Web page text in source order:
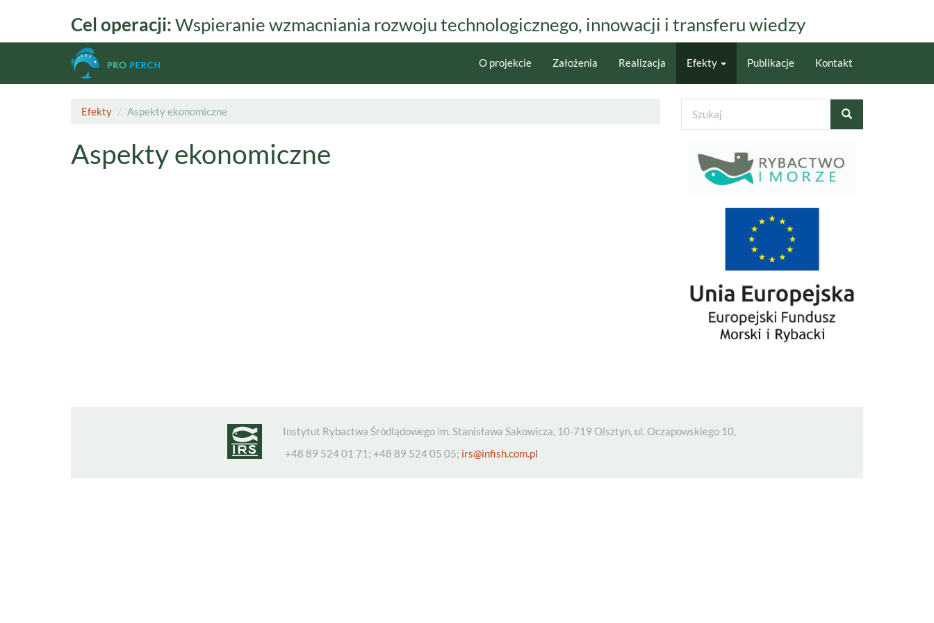
Cel operacji:Wspieranie wzmacniania rozwoju technologicznego, innowacji i transferu wiedzy
O projekcie Założenia Realizacja Efekty Publikacje Kontakt
Efekty Aspekty ekonomiczne
Aspekty ekonomiczne
Formularz
wyszukiwania
Instytut Rybactwa Śródlądowego im. Stanisława Sakowicza, 10-719 Olsztyn, ul. Oczapowskiego 10,
+48 89 524 01 71; +48 89 524 05 05; irs@infish.com.pl